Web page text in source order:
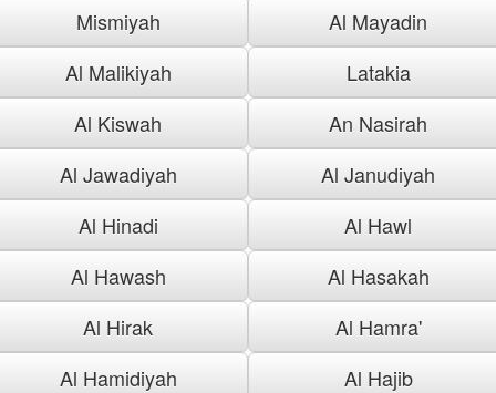
Mismiyah
Al Mayadin
Al Malikiyah
Latakia
Al Kiswah
An Nasirah
Al Jawadiyah
Al Janudiyah
Al Hinadi
Al Hawl
Al Hawash
Al Hasakah
Al Hirak
Al Hamra'
Al Hamidiyah
Al Hajib